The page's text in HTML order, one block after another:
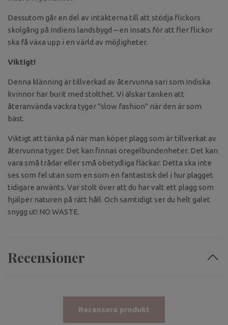
Dessutom går en del av intäkterna till att stödja flickors
skolgång på Indiens landsbygd – en insats för att fler flickor
ska få växa upp i en värld av möjligheter.
Viktigt!
Denna klänning är tillverkad av återvunna sari som Indiska
kvinnor har burit med stolthet. Vi älskar tanken att
återanvända vackra tyger "slow fashion" när den är som
bäst.
Viktigt att tänka på när man köper plagg som är tillverkat av
återvunna tyger. Det kan finnas oregelbundenheter. Det kan
vara små trådar eller små obetydliga fläckar. Detta ska inte
ses som fel utan som en som en fantastisk del i hur plagget
tidigare använts. Var stolt över att du har valt ett plagg som
hjälper naturen på rätt håll. Och samtidigt ser du helt galet
snygg ut! NO WASTE.
Recensioner
Recensera produkt